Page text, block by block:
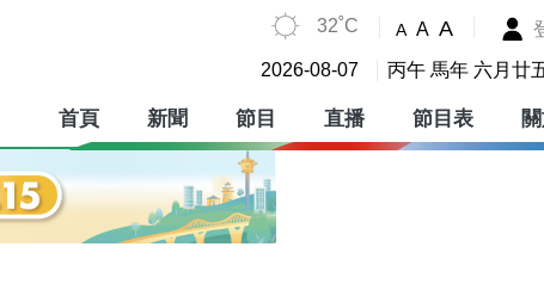
32˚C A A A
2026-08-07 丙午 馬年 六月廿
首頁 新聞 節目 直播 節目表